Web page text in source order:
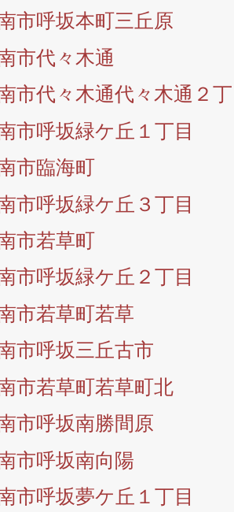
市呼坂本町三丘原
市代々木通
市代々木通代々木通２
市呼坂緑ケ丘１丁目
市臨海町
市呼坂緑ケ丘３丁目
市若草町
市呼坂緑ケ丘２丁目
市若草町若草
市呼坂三丘古市
市若草町若草町北
市呼坂南勝間原
市呼坂南向陽
市呼坂夢ケ丘１丁目